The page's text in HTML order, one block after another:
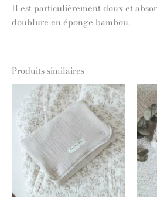
Il est particulièrement doux et
doublure en éponge bambou.
Produits similaires